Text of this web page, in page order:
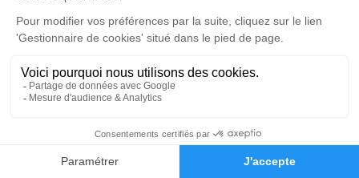
Faire-part Hommages
Cérémonie religieuse
Grande Chapelle du Cimetière Nord de
Strasbourg
67000 Strasbourg